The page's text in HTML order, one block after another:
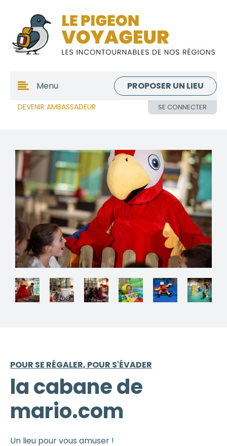
DEVENIR AMBASSADEUR SE CONNECTER
Menu PROPOSER UN LIEU
POUR SE RÉGALER, POUR S'ÉVADER
la cabane de
mario.com
Un lieu pour vous amuser !